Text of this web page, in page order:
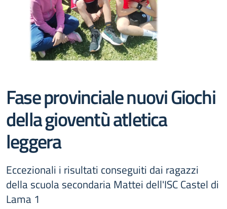
Fase provinciale nuovi Giochi
della gioventù atletica
leggera
Eccezionali i risultati conseguiti dai ragazzi
della scuola secondaria Mattei dell'ISC Castel di
Lama 1